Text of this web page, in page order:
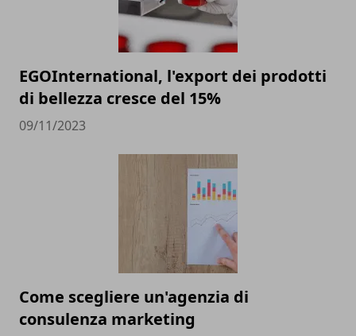
EGOInternational, l'export dei prodotti
di bellezza cresce del 15%
09/11/2023
Come scegliere un'agenzia di
consulenza marketing